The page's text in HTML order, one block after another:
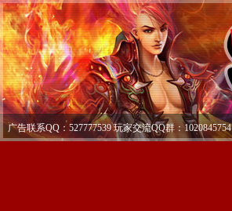
广告联系QQ：527777539 玩家交流QQ群：1020845754